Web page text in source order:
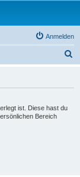
Anmelden
ist. Diese hast du
Bereich